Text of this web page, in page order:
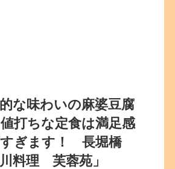
な味わいの麻婆豆腐
打ちな定食は満足感
すぎます！ 長堀橋
川料理 芙蓉苑」